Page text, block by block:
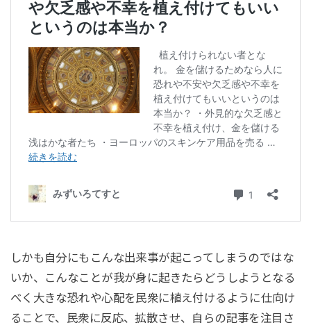
しかも自分にもこんな出来事が起こってしまうのではな
いか、こんなことが我が身に起きたらどうしようとなる
べく大きな恐れや心配を民衆に植え付けるように仕向け
ることで、民衆に反応、拡散させ、自らの記事を注目さ